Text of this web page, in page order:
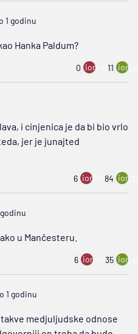
1 godinu
Hanka Paldum?
0 ion:minus
11
i cinjenica je da bi bio vrlo
jer je junajted
6 ion:minus
84
u Mančesteru.
6 ion:minus
35
1 godinu
medjuljudske odnose